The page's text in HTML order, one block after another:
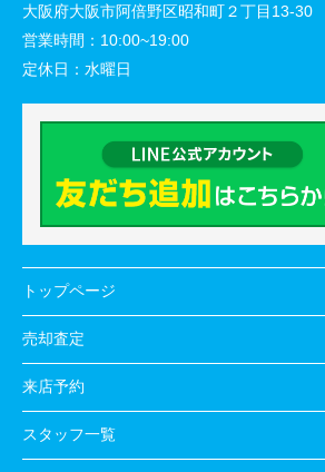
大阪府大阪市阿倍野区昭和町２丁目13-30
営業時間： 10:00~19:00
定休日： 水曜日
トップページ
売却査定
来店予約
スタッフ一覧